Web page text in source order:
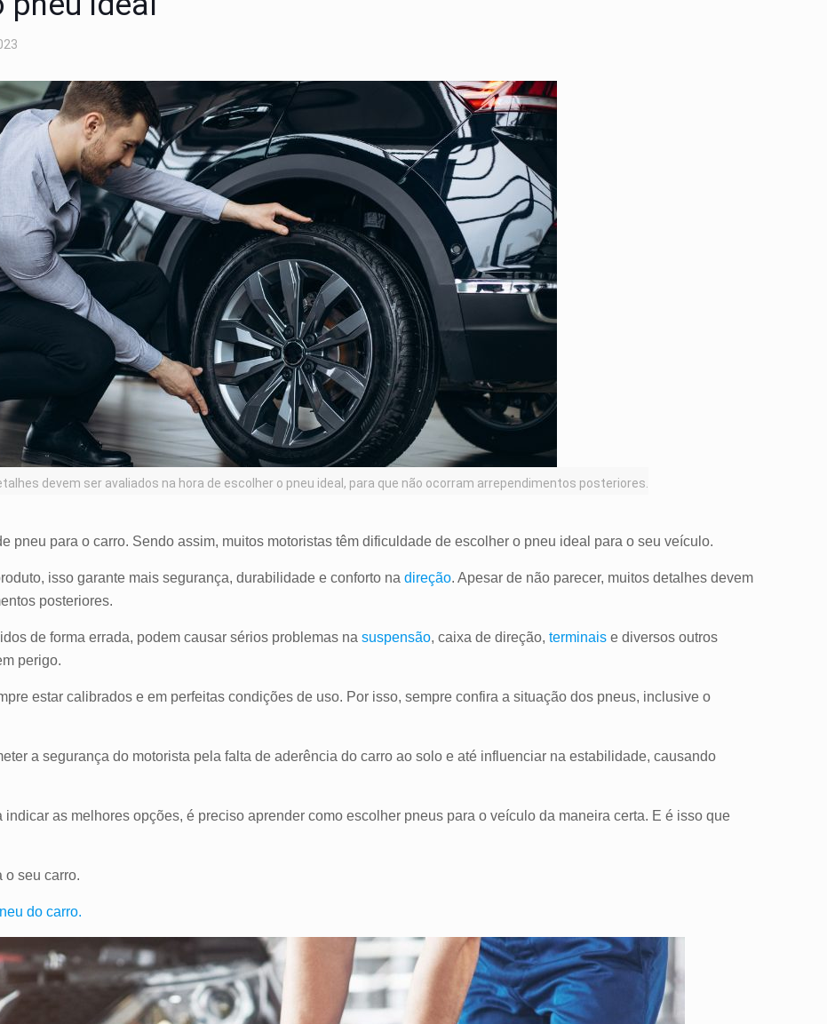
devem ser avaliados na hora de escolher o pneu ideal, para que não ocorram arrependimentos posteriores.
pneu para o carro. Sendo assim, muitos motoristas têm dificuldade de escolher o pneu ideal para o seu veículo.
isso garante mais segurança, durabilidade e conforto nadireção. Apesar de não parecer, muitos detalhes devem
posteriores.
de forma errada, podem causar sérios problemas nasuspensão, caixa de direção,terminais e diversos outros
perigo.
estar calibrados e em perfeitas condições de uso. Por isso, sempre confira a situação dos pneus, inclusive o
a segurança do motorista pela falta de aderência do carro ao solo e até influenciar na estabilidade, causando
as melhores opções, é preciso aprender como escolher pneus para o veículo da maneira certa. E é isso que
o seu carro.
do carro.